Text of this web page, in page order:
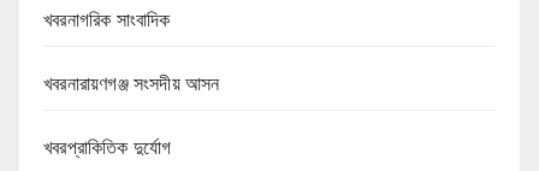
খবরনাগরিক সাংবাদিক
খবরনারায়ণগঞ্জ সংসদীয় আসন
খবরপ্রাকিতিক দুর্যোগ